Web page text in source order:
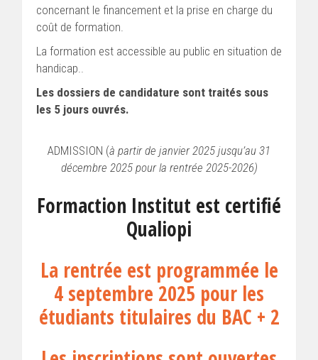
concernant le financement et la prise en charge du
coût de formation.
La formation est accessible au public en situation de
handicap..
Les dossiers de candidature sont traités sous
les 5 jours ouvrés.
ADMISSION (à partir de janvier 2025 jusqu’au 31
décembre 2025 pour la rentrée 2025-2026)
Formaction Institut est certifié
Qualiopi
La rentrée est programmée le
4 septembre 2025 pour les
étudiants titulaires du BAC + 2